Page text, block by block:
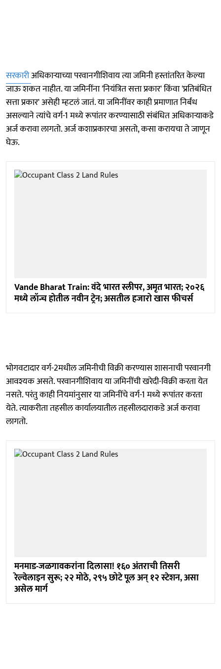
सरकारीअधिकाऱ्याच्या परवानगीशिवाय त्या जमिनी हस्तांतरित केल्या
जाऊ शकत नाहीत. या जमिनींना 'नियंत्रित सत्ता प्रकार' किंवा 'प्रतिबंधित
सत्ता प्रकार' असेही म्हटलं जातं. या जमिनींवर काही प्रमाणात निर्बंध
असल्याने त्यांचे वर्ग-1 मध्ये रूपांतर करण्यासाठी संबंधित अधिकाऱ्याकडे
अर्ज करावा लागतो. अर्ज कशाप्रकारचा असतो, कसा करायचा ते जाणून
घेऊ.
Vande Bharat Train: वंदे भारत स्लीपर, अमृत भारत; २०२६
मध्ये लॉन्च होतील नवीन ट्रेन; असतील हजारो खास फीचर्स
भोगवटादार वर्ग-2मधील जमिनीची विक्री करण्यास शासनाची परवानगी
आवश्यक असते. परवानगीशिवाय या जमिनींची खरेदी-विक्री करता येत
नसते. परंतु काही नियमांनुसार या जमिनींचे वर्ग-1 मध्ये रूपांतर करता
येते. त्याकरीता तहसील कार्यालयातील तहसीलदाराकडे अर्ज करावा
लागतो.
मनमाड-जळगावकरांना दिलासा! १६० अंतराची तिसरी
रेल्वेलाइन सुरू; २२ मोठे, २९५ छोटे पूल अन् १२ स्टेशन, असा
असेल मार्ग